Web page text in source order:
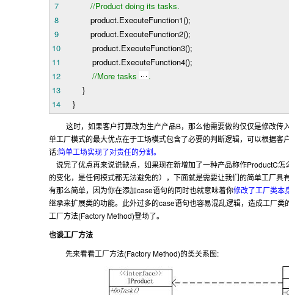
7
//Product doing its tasks.
8
product.ExecuteFunction1();
9
product.ExecuteFunction2();
10
product.ExecuteFunction3();
11
product.ExecuteFunction4();
12
//More tasks
.
13
}
14
}
这时，如果客户打算改为生产产品B，那么他需要做的仅仅是修改传
单工厂模式的最大优点在于工场模式包含了必要的判断逻辑，可以根据
话:简单工场实现了对责任的分割。
说完了优点再来说说缺点，如果现在新增加了一种产品称作ProductC怎
的变化，是任何模式都无法避免的），下面就是需要让我们的简单工厂
有那么简单，因为你在添加case语句的同时也就意味着你修改了工厂类本
继承来扩展类的功能。此外过多的case语句也容易混乱逻辑，造成工厂类
工厂方法(Factory Method)登场了。
也谈工厂方法
先来看看工厂方法(Factory Method)的类关系图 :